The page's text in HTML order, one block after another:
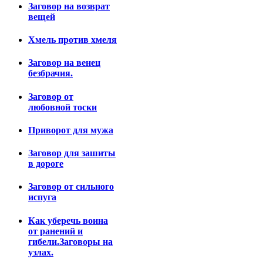
Заговор на возврат
вещей
Хмель против хмеля
Заговор на венец
безбрачия.
Заговор от
любовной тоски
Приворот для мужа
Заговор для зашиты
в дороге
Заговор от сильного
испуга
Как уберечь воина
от ранений и
гибели.Заговоры на
узлах.